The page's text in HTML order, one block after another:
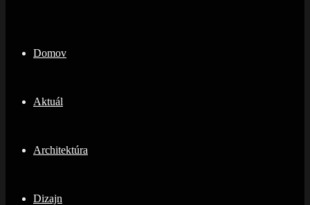
Domov
Aktuál
Architektúra
Dizajn